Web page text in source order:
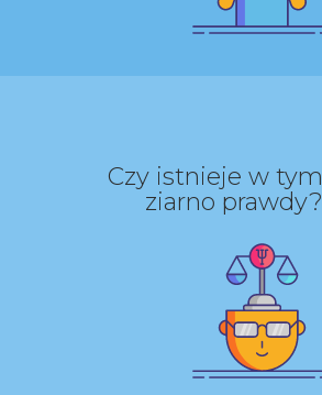
Czy istnieje w tym
ziarno prawdy?